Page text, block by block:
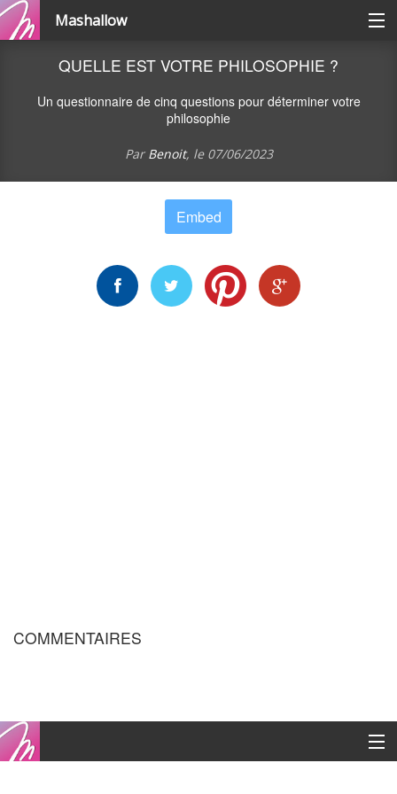
Mashallow
Catégories
Se connecter / s'inscrire
Créer un quizz
QUELLE EST VOTRE PHILOSOPHIE ?
Un questionnaire de cinq questions pour déterminer votre
philosophie
Par Benoit, le 07/06/2023
Embed
COMMENTAIRES